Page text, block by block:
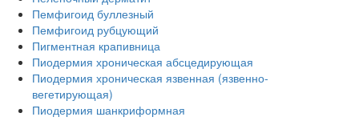
Пемфигоид буллезный
Пемфигоид рубцующий
Пигментная крапивница
Пиодермия хроническая абсцедирующая
Пиодермия хроническая язвенная (язвенно-
вегетирующая)
Пиодермия шанкриформная